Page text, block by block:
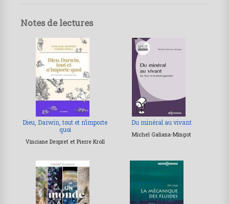
Notes de lectures
Dieu, Darwin, tout et n’importe
quoi
Vinciane Despret et Pierre Kroll
Du minéral au vivant
Michel Galiana-Mingot